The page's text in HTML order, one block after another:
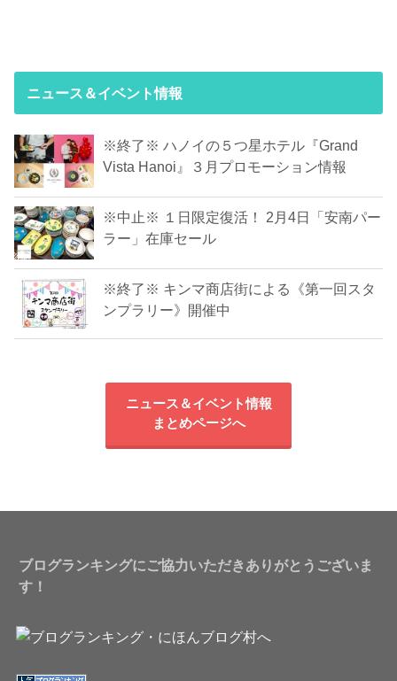
ニュース＆イベント情報
※終了※ ハノイの５つ星ホテル『Grand
Vista Hanoi』３月プロモーション情報
※中止※ １日限定復活！ 2月4日「安南パー
ラー」在庫セール
※終了※ キンマ商店街による《第一回スタ
ンプラリー》開催中
ニュース＆イベント情報
まとめページへ
ブログランキングにご協力いただきありがとうございま
す！